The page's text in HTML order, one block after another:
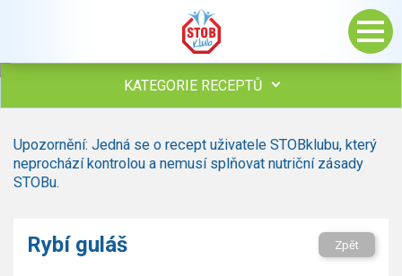
KATEGORIE RECEPTŮ
Polévky
Studená kuchyně
hovězí, telecí
Upozornění: Jedná se o recept uživatele STOBklubu, který
neprochází kontrolou a nemusí splňovat nutriční zásady
STOBu.
Rybí guláš Zpět